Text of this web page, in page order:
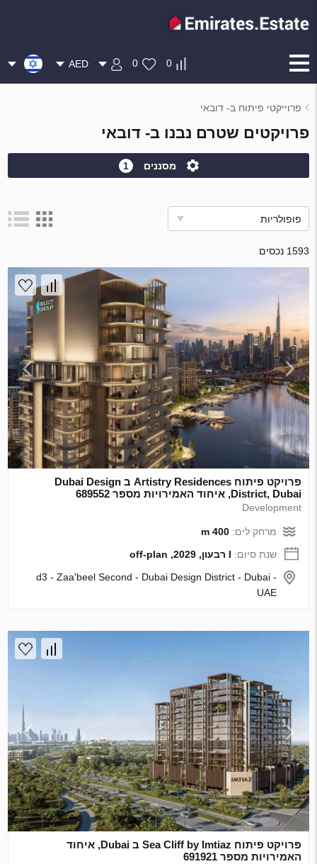
0
0
AED
פרוייקטי פיתוח ב- דובאי
פרויקטים שטרם נבנו ב- דובאי
מסננים 1
פופולריות
1593 נכסים
פרויקט פיתוח Artistry Residences ב Dubai Design
District, Dubai, איחוד האמירויות מספר 689552
Development
מרחק לים:400 m
שנת סיום: I רבעון, 2029, off-plan
d3 - Zaa'beel Second - Dubai Design District - Dubai -
UAE
פרויקט פיתוח Sea Cliff by Imtiaz ב Dubai, איחוד
האמירויות מספר 691921